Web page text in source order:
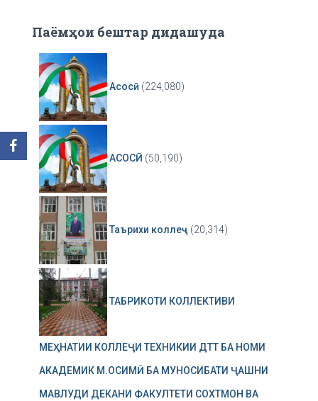
Паёмҳои бештар дидашуда
Асосӣ (224,080)
АСОСӢ (50,190)
Таърихи коллеҷ (20,314)
ТАБРИКОТИ КОЛЛЕКТИВИ
МЕҲНАТИИ КОЛЛЕҶИ ТЕХНИКИИ ДТТ БА НОМИ
АКАДЕМИК М.ОСИМӢ БА МУНОСИБАТИ ҶАШНИ
МАВЛУДИ ДЕКАНИ ФАКУЛТЕТИ СОХТМОН ВА